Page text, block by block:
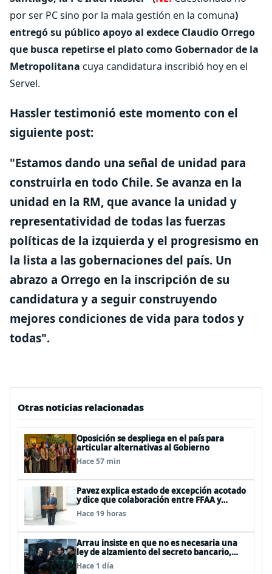
por ser PC sino por la mala gestión en la comuna)
entregó su público apoyo al exdece Claudio Orrego
que busca repetirse el plato como Gobernador de la
Metropolitana cuya candidatura inscribió hoy en el
Servel.
Hassler testimonió este momento con el
siguiente post:
"Estamos dando una señal de unidad para
construirla en todo Chile. Se avanza en la
unidad en la RM, que avance la unidad y
representatividad de todas las fuerzas
políticas de la izquierda y el progresismo en
la lista a las gobernaciones del país. Un
abrazo a Orrego en la inscripción de su
candidatura y a seguir construyendo
mejores condiciones de vida para todos y
todas".
Otras noticias relacionadas
Oposición se despliega en el país para
articular alternativas al Gobierno
Hace 57 min
Pavez explica estado de excepción acotado
y dice que colaboración entre FFAA y
policías, “es algo del todo pertinente
analizar”
Hace 19 horas
Arrau insiste en que no es necesaria una
ley de alzamiento del secreto bancario,
porque ya existe
Hace 1 día